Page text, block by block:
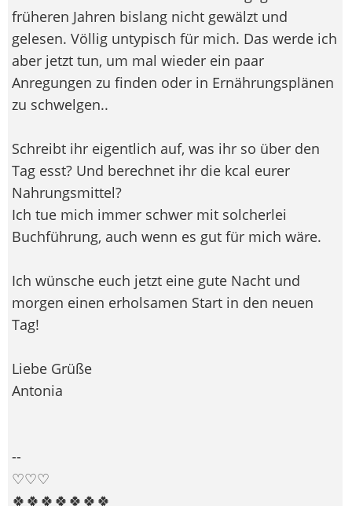
früheren Jahren bislang nicht gewälzt und
gelesen. Völlig untypisch für mich. Das werde ich
aber jetzt tun, um mal wieder ein paar
Anregungen zu finden oder in Ernährungsplänen
zu schwelgen..
Schreibt ihr eigentlich auf, was ihr so über den
Tag esst? Und berechnet ihr die kcal eurer
Nahrungsmittel?
Ich tue mich immer schwer mit solcherlei
Buchführung, auch wenn es gut für mich wäre.
Ich wünsche euch jetzt eine gute Nacht und
morgen einen erholsamen Start in den neuen
Tag!
Liebe Grüße
Antonia
--
♡♡♡
🍀🍀🍀🍀🍀🍀🍀